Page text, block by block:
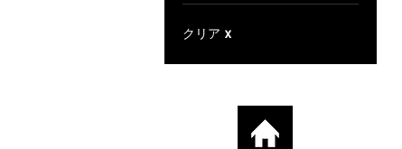
クリア X